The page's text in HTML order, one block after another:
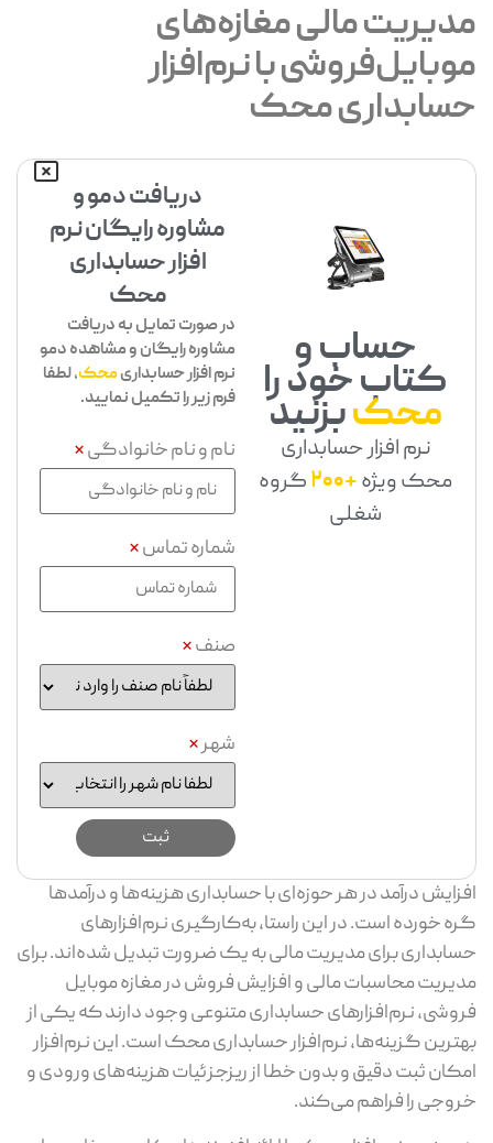
مالی مغازه‌های
با نرم‌افزار
محک
حساب و
کتاب خود را
محکبزنید
نرم افزار حسابداری
محک ویژه+200
گروه
شغلی
دریافت دمو و
مشاوره رایگان نرم
افزار حسابداری
محک
در صورت تمایل به دریافت
مشاوره رایگان و مشاهده دمو
نرم افزار حسابداریمحک، لطفا
فرم زیر را تکمیل نمایید.
نام و نام خانوادگی*
شماره تماس*
صنف*
شهر*
درآمد در هر حوزه‌ای با حسابداری هزینه‌ها و درآمدها
خورده است. در این راستا، به‌کار‌گیری نرم‌افزارهای
برای مدیریت مالی به یک ضرورت تبدیل شده‌‌اند. برای
محاسبات مالی و افزایش فروش در مغازه موبایل
نرم‌افزارهای حسابداری متنوعی وجود دارند که یکی از
گزینه‌ها، نرم‌افزار حسابداری محک است. این نرم‌افزار
ثبت دقیق و بدون خطا از ریزجزئیات هزینه‌های ورودی و
را فراهم می‌کند.